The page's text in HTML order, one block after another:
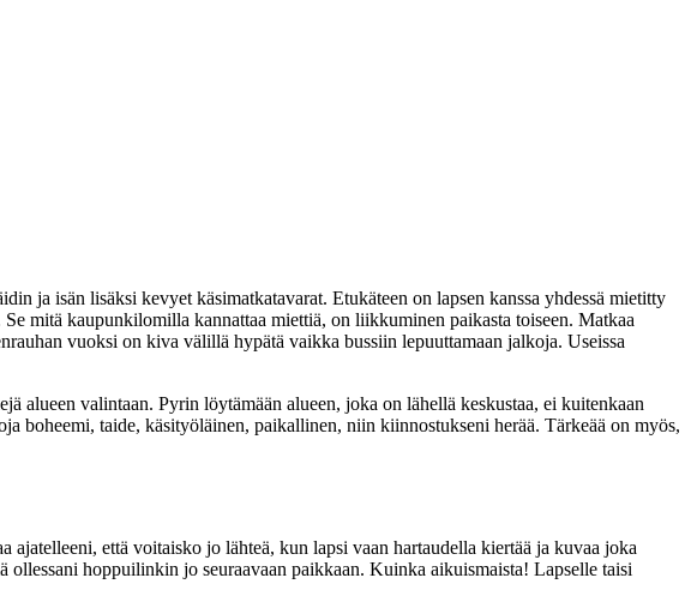
ja isän lisäksi kevyet käsimatkatavarat. Etukäteen on lapsen kanssa yhdessä mietitty
mitä kaupunkilomilla kannattaa miettiä, on liikkuminen paikasta toiseen. Matkaa
vuoksi on kiva välillä hypätä vaikka bussiin lepuuttamaan jalkoja. Useissa
alueen valintaan. Pyrin löytämään alueen, joka on lähellä keskustaa, ei kuitenkaan
boheemi, taide, käsityöläinen, paikallinen, niin kiinnostukseni herää. Tärkeää on myös,
että voitaisko jo lähteä, kun lapsi vaan hartaudella kiertää ja kuvaa joka
hoppuilinkin jo seuraavaan paikkaan. Kuinka aikuismaista! Lapselle taisi